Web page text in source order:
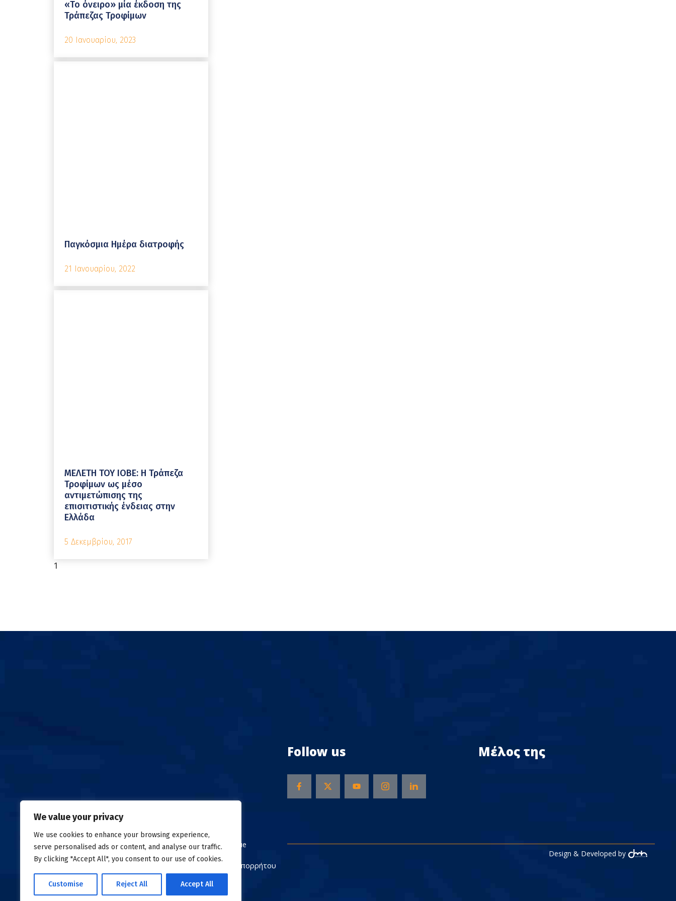
We value your privacy
We use cookies to enhance your browsing experience,
serve personalised ads or content, and analyse our traffic.
By clicking "Accept All", you consent to our use of cookies.
Customise Reject All Accept All
«Το όνειρο» μία έκδοση της
Τράπεζας Τροφίμων
20 Ιανουαρίου, 2023
Παγκόσμια Ημέρα διατροφής
21 Ιανουαρίου, 2022
ΜΕΛΕΤΗ ΤΟΥ ΙΟΒΕ: Η Τράπεζα
Τροφίμων ως μέσο
αντιμετώπισης της
επισιτιστικής ένδειας στην
Ελλάδα
5 Δεκεμβρίου, 2017
Follow us Μέλος της
ΣχετικάΝέαΕπικοινωνία
Δωρεές Τροφίμων Collect Emergency Food Fund Fresh Food Rescue
{Year} All right reserved Πολιτική Απορρήτου
Design & Developed by